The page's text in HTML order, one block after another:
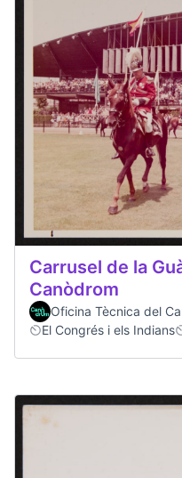
Carrusel de la
Canòdrom
Oficina Tècnica del
El Congrés i els Indians